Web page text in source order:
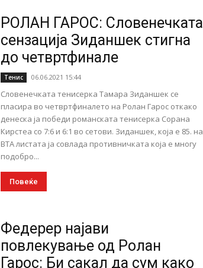
РОЛАН ГАРОС: Словенечката
сензација Зиданшек стигна
до четвртфинале
Тенис 06.06.2021 15:44
Словенечката тенисерка Тамара Зиданшек се
пласира во четвртфиналето на Ролан Гарос откако
денеска ја победи романската тенисерка Сорана
Кирстеа со 7:6 и 6:1 во сетови. Зиданшек, која е 85. на
ВТА листата ја совлада противничката која е многу
подобро...
Повеќе
Федерер најави
повлекување од Ролан
Гарос: Би сакал да сум како